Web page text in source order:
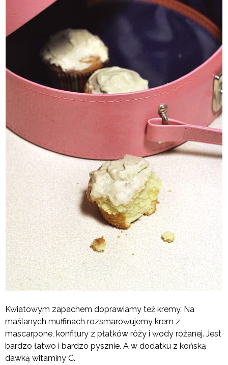
Kwiatowym zapachem doprawiamy też kremy. Na
maślanych muffinach rozsmarowujemy krem z
mascarpone, konfitury z płatków róży i wody różanej. Jest
bardzo łatwo i bardzo pysznie. A w dodatku z końską
dawką witaminy C.